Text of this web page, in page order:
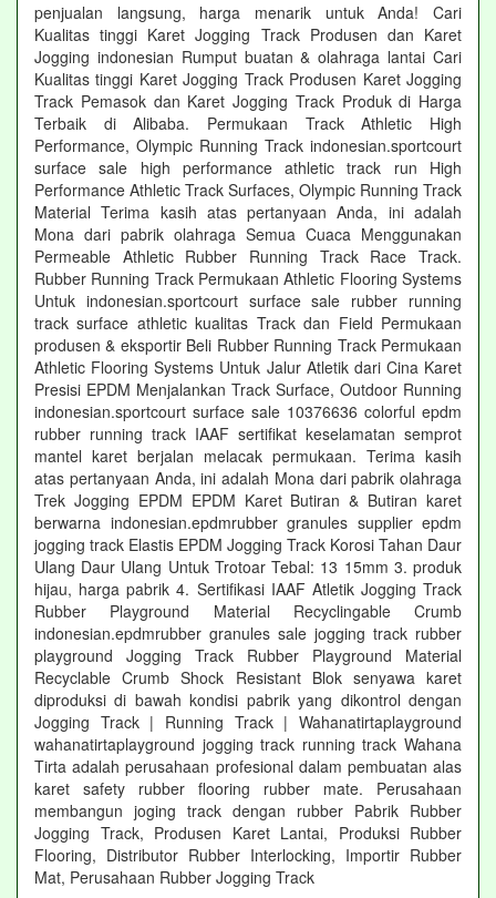
penjualan langsung, harga menarik untuk Anda! Cari
Kualitas tinggi Karet Jogging Track Produsen dan Karet
Jogging indonesian Rumput buatan & olahraga lantai Cari
Kualitas tinggi Karet Jogging Track Produsen Karet Jogging
Track Pemasok dan Karet Jogging Track Produk di Harga
Terbaik di Alibaba. Permukaan Track Athletic High
Performance, Olympic Running Track indonesian.sportcourt
surface sale high performance athletic track run High
Performance Athletic Track Surfaces, Olympic Running Track
Material Terima kasih atas pertanyaan Anda, ini adalah
Mona dari pabrik olahraga Semua Cuaca Menggunakan
Permeable Athletic Rubber Running Track Race Track.
Rubber Running Track Permukaan Athletic Flooring Systems
Untuk indonesian.sportcourt surface sale rubber running
track surface athletic kualitas Track dan Field Permukaan
produsen & eksportir Beli Rubber Running Track Permukaan
Athletic Flooring Systems Untuk Jalur Atletik dari Cina Karet
Presisi EPDM Menjalankan Track Surface, Outdoor Running
indonesian.sportcourt surface sale 10376636 colorful epdm
rubber running track IAAF sertifikat keselamatan semprot
mantel karet berjalan melacak permukaan. Terima kasih
atas pertanyaan Anda, ini adalah Mona dari pabrik olahraga
Trek Jogging EPDM EPDM Karet Butiran & Butiran karet
berwarna indonesian.epdmrubber granules supplier epdm
jogging track Elastis EPDM Jogging Track Korosi Tahan Daur
Ulang Daur Ulang Untuk Trotoar Tebal: 13 15mm 3. produk
hijau, harga pabrik 4. Sertifikasi IAAF Atletik Jogging Track
Rubber Playground Material Recyclingable Crumb
indonesian.epdmrubber granules sale jogging track rubber
playground Jogging Track Rubber Playground Material
Recyclable Crumb Shock Resistant Blok senyawa karet
diproduksi di bawah kondisi pabrik yang dikontrol dengan
Jogging Track | Running Track | Wahanatirtaplayground
wahanatirtaplayground jogging track running track Wahana
Tirta adalah perusahaan profesional dalam pembuatan alas
karet safety rubber flooring rubber mate. Perusahaan
membangun joging track dengan rubber Pabrik Rubber
Jogging Track, Produsen Karet Lantai, Produksi Rubber
Flooring, Distributor Rubber Interlocking, Importir Rubber
Mat, Perusahaan Rubber Jogging Track